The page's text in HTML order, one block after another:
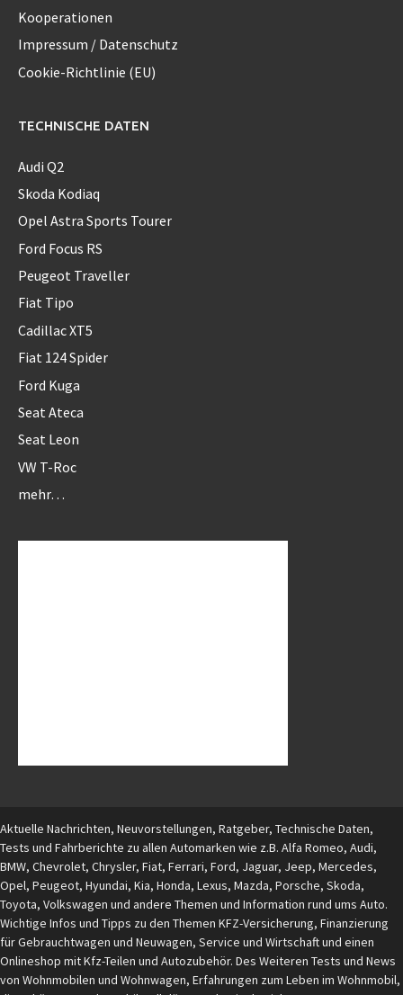
Kooperationen
Impressum / Datenschutz
Cookie-Richtlinie (EU)
TECHNISCHE DATEN
Audi Q2
Skoda Kodiaq
Opel Astra Sports Tourer
Ford Focus RS
Peugeot Traveller
Fiat Tipo
Cadillac XT5
Fiat 124 Spider
Ford Kuga
Seat Ateca
Seat Leon
VW T-Roc
mehr…
Aktuelle Nachrichten, Neuvorstellungen, Ratgeber, Technische Daten,
Tests und Fahrberichte zu allen Automarken wie z.B. Alfa Romeo, Audi,
BMW, Chevrolet, Chrysler, Fiat, Ferrari, Ford, Jaguar, Jeep, Mercedes,
Opel, Peugeot, Hyundai, Kia, Honda, Lexus, Mazda, Porsche, Skoda,
Toyota, Volkswagen und andere Themen und Information rund ums Auto.
Wichtige Infos und Tipps zu den Themen KFZ-Versicherung, Finanzierung
für Gebrauchtwagen und Neuwagen, Service und Wirtschaft und einen
Onlineshop mit Kfz-Teilen und Autozubehör. Des Weiteren Tests und News
von Wohnmobilen und Wohnwagen, Erfahrungen zum Leben im Wohnmobil,